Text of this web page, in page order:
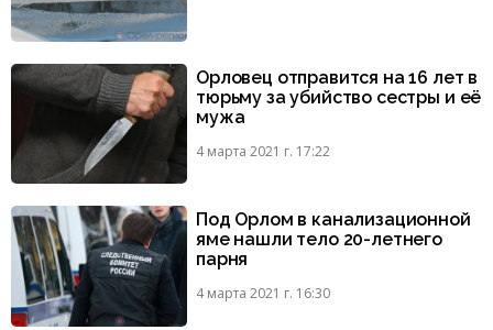
Орловец отправится на 16 лет в
тюрьму за убийство сестры и её
мужа
4 марта 2021 г. 17:22
Под Орлом в канализационной
яме нашли тело 20-летнего
парня
4 марта 2021 г. 16:30